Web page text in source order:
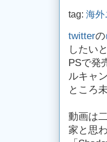
tag: 海外
twitterの
したい
PSで発
ルキャ
ところ
動画は
家と思